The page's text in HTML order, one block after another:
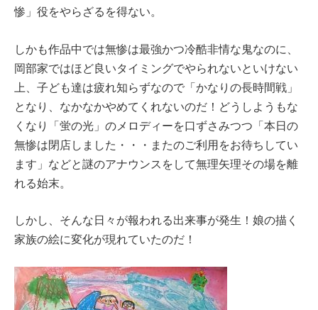
惨」役をやらざるを得ない。
しかも作品中では無惨は最強かつ冷酷非情な鬼なのに、
岡部家ではほど良いタイミングでやられないといけない
上、子ども達は疲れ知らずなので「かなりの長時間戦」
となり、なかなかやめてくれないのだ！どうしようもな
くなり「蛍の光」のメロディーを口ずさみつつ「本日の
無惨は閉店しました・・・またのご利用をお待ちしてい
ます」などと謎のアナウンスをして無理矢理その場を離
れる始末。
しかし、そんな日々が報われる出来事が発生！娘の描く
家族の絵に変化が現れていたのだ！